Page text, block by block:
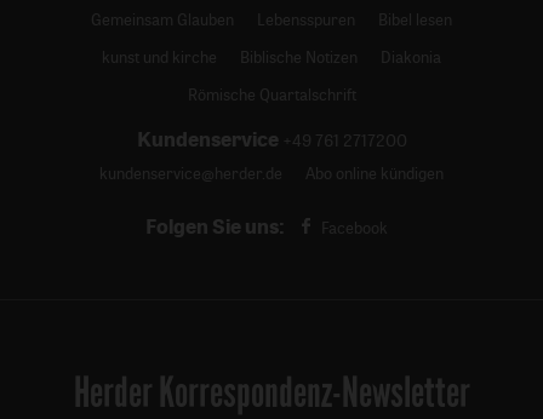
Gemeinsam Glauben
Lebensspuren
Bibel lesen
kunst und kirche
Biblische Notizen
Diakonia
Römische Quartalschrift
Kundenservice +49 761 2717200
kundenservice@herder.de
Abo online kündigen
Folgen Sie uns: Facebook
Herder Korrespondenz-Newsletter